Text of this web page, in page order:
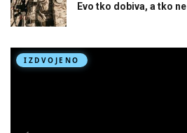
Evo tko dobiva, a tko ne